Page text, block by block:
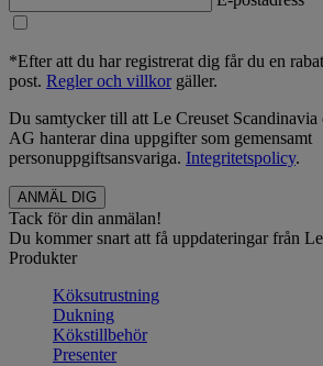
*Efter att du har registrerat dig får du en
post. Regler och villkorgäller.
Du samtycker till att Le Creuset
AG hanterar dina uppgifter som gemensamt
personuppgiftsansvariga. Integritetspolicy.
Tack för din anmälan!
Du kommer snart att få uppdateringar från
Produkter
Köksutrustning
Dukning
Kökstillbehör
Presenter